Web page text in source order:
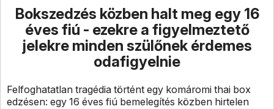
Bokszedzés közben halt meg egy 16
éves fiú - ezekre a figyelmeztető
jelekre minden szülőnek érdemes
odafigyelnie
Felfoghatatlan tragédia történt egy komáromi thai box
edzésen: egy 16 éves fiú bemelegítés közben hirtelen